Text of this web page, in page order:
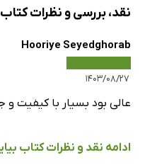
نقد، بررسی و نظرات
Hooriye Seyedghorab
۱۴۰۳/۰۸/۲۷
عالی بود بسیار با کیفیت و
ادامه نقد و نظرات کتاب